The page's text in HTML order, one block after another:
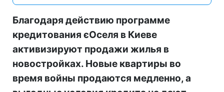
Благодаря действию программе
кредитования єОселя в Киеве
активизируют продажи жилья в
новостройках. Новые квартиры во
время войны продаются медленно, а